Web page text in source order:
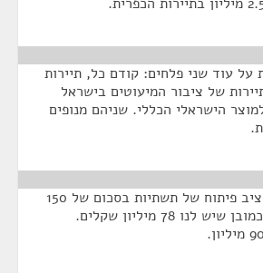
על עוד שני פלחים: קודם כל, תיירות
של ציבור המיעוטים בישראל
הישראלי הכללי. שניהם מנופים
אנחנו מדברים על תקציב פיתוח של תשתיות בסכום של 150
מיליון שקלים לשנה. כמובן שיש לנו 78 מיליון שקלים.